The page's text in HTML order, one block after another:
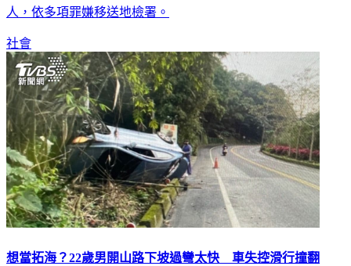
人，依多項罪嫌移送地檢署。
社會
想當拓海？22歲男開山路下坡過彎太快 車失控滑行撞翻